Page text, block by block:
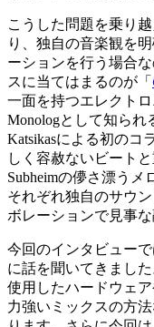
こうした問題を乗り
り、独自の音楽観を
ーションを行う場合
スに当てはまるのが「
一面を持つエレクト
Monologとして知られ
Katsikasによる初のコ
しく容赦ないビート
Subheimの儚さ漂うメ
それぞれ独自のサウ
ボレーションで見事
今回のインタビュー
に話を聞いてきまし
使用したハードウェ
力強いミックスの方